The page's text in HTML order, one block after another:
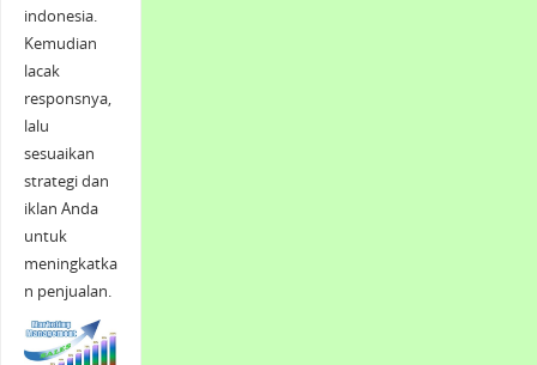
indonesia.
Kemudian
lacak
responsnya,
lalu
sesuaikan
strategi dan
iklan Anda
untuk
meningkatka
n penjualan.